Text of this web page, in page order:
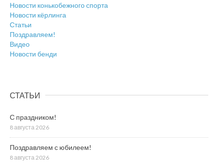
Новости конькобежного спорта
Новости кёрлинга
Статьи
Поздравляем!
Видео
Новости бенди
СТАТЬИ
С праздником!
8 августа 2026
Поздравляем с юбилеем!
8 августа 2026